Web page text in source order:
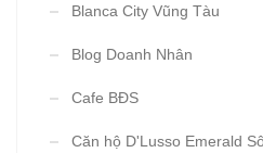
Blanca City Vũng Tàu
Blog Doanh Nhân
Cafe BĐS
Căn hộ D'Lusso Emerald